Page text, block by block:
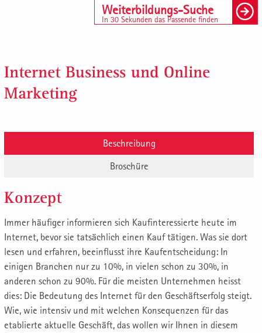
Weiterbildungs-Suche
In 30 Sekunden das Passende finden
Internet Business und Online
Marketing
Beschreibung
Broschüre
Konzept
Immer häufiger informieren sich Kaufinteressierte heute im
Internet, bevor sie tatsächlich einen Kauf tätigen. Was sie dort
lesen und erfahren, beeinflusst ihre Kaufentscheidung: In
einigen Branchen nur zu 10%, in vielen schon zu 30%, in
anderen schon zu 90%. Für die meisten Unternehmen heisst
dies: Die Bedeutung des Internet für den Geschäftserfolg steigt.
Wie, wie intensiv und mit welchen Konsequenzen für das
etablierte aktuelle Geschäft, das wollen wir Ihnen in diesem